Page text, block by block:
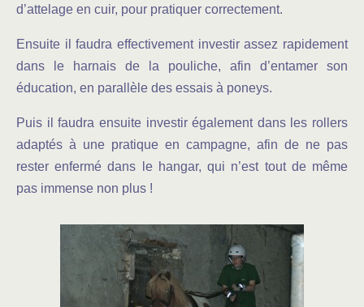
d’attelage en cuir, pour pratiquer correctement.
Ensuite il faudra effectivement investir assez rapidement
dans le harnais de la pouliche, afin d’entamer son
éducation, en parallèle des essais à poneys.
Puis il faudra ensuite investir également dans les rollers
adaptés à une pratique en campagne, afin de ne pas
rester enfermé dans le hangar, qui n’est tout de même
pas immense non plus !